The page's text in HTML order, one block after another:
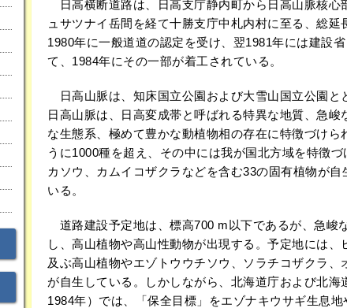
日高横断道路は、日高支庁静内町から日高山脈核心
ュサツナイ岳間を経て十勝支庁中札内村に至る、総延
1980年に一般道道の認定を受け、翌1981年には建設
て、1984年にその一部が着工されている。
日高山脈は、知床国立公園および大雪山国立公園と
日高山脈は、日高変成帯と呼ばれる特異な地質、急
な生態系、極めて豊かな動植物相の存在に特徴づけ
うに1000種を超え、その中には我が国北方域を特徴
カソウ、カムイコザクラなどを含む33の固有植物が
いる。
道路建設予定地は、標高700 m以下であるが、急峻
し、高山植物や高山性動物が出現する。予定地には
及ぶ高山植物やエゾトウウチソウ、ソラチコザクラ
が自生している。しかしながら、北海道庁および北海
1984年）では、「保全目標」をエゾナキウサギ生息